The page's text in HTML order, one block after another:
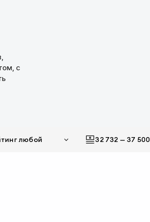
с
любой 32 732 — 37 500